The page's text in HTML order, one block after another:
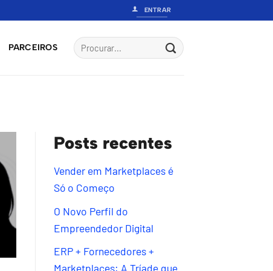
ENTRAR
PARCEIROS
Posts recentes
Vender em Marketplaces é
Só o Começo
O Novo Perfil do
Empreendedor Digital
ERP + Fornecedores +
Marketplaces: A Tríade que